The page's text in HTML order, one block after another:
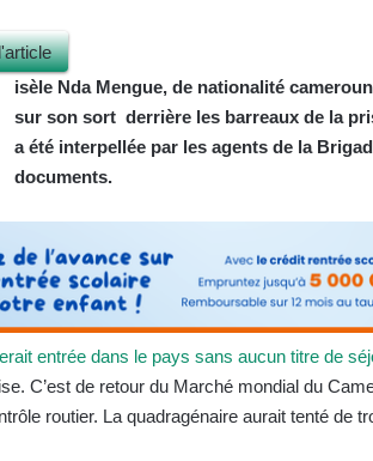
isèle Nda Mengue, de nationalité
sur son sort derrière les barreaux de la
a été interpellée par les agents de la
documents.
entrée dans le pays sans aucun titre de
C’est de retour du Marché mondial du
routier. La quadragénaire aurait tenté de